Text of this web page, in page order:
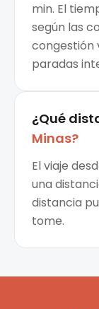
min. El
según las
congestión
paradas
¿Qué
Minas?
El viaje
una
distancia
tome.